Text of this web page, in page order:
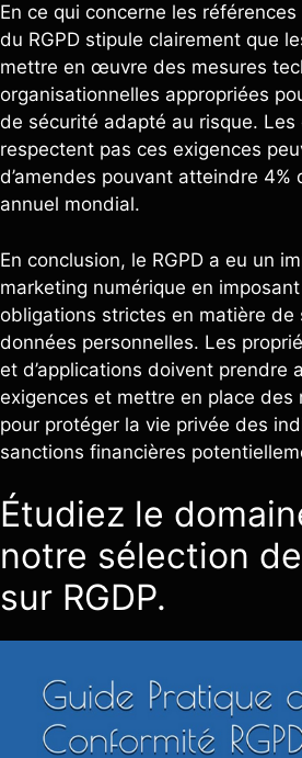
En ce qui concerne les références
du RGPD stipule clairement que
mettre en œuvre des mesures
organisationnelles appropriées
de sécurité adapté au risque. Les
respectent pas ces exigences
d’amendes pouvant atteindre 4%
annuel mondial.
En conclusion, le RGPD a eu un
marketing numérique en
obligations strictes en matière de
données personnelles. Les
et d’applications doivent prendre
exigences et mettre en place des
pour protéger la vie privée des
sanctions financières
Étudiez le
notre sélection
sur RGDP.